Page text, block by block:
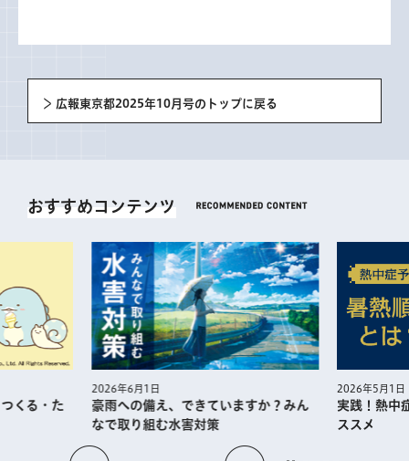
広報東京都2025年10月号のトップに戻る
おすすめコンテンツ
くる・た
2026年6月1日
豪雨への備え、できていますか？みん
なで取り組む水害対策
2026年5月1日
実践！熱中
ススメ